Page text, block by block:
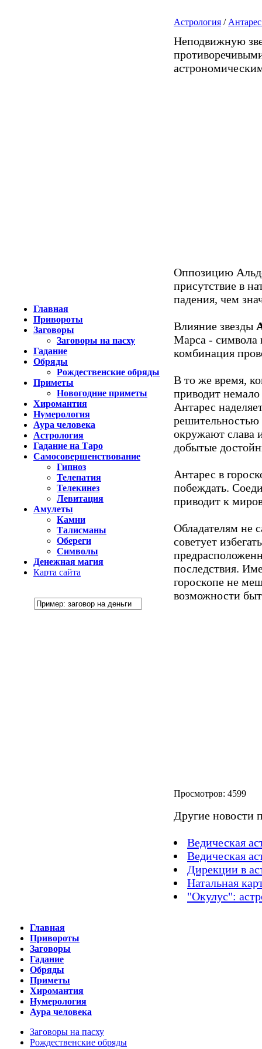
Главная
Привороты
Заговоры
Заговоры на пасху
Гадание
Обряды
Рождественские обряды
Приметы
Новогодние приметы
Хиромантия
Нумерология
Аура человека
Астрология
Гадание на Таро
Самосовершенствование
Гипноз
Телепатия
Телекинез
Левитация
Амулеты
Камни
Талисманы
Обереги
Символы
Денежная магия
Карта сайта
Астрология /
Неподвижную
Оппозицию
присутствие в
падения, чем
Влияние звезды
Марса - символа
комбинация
В то же время,
приводит
Антарес
решительностью
окружают слава
добытые
Антарес в
побеждать.
приводит к
Обладателям не
советует
последствия.
гороскопе не
возможности
Другие новости
Ведическая
Ведическая
Дирекции в
Натальная
"Окулус":
Главная
Привороты
Заговоры
Гадание
Обряды
Приметы
Хиромантия
Нумерология
Аура человека
Заговоры на пасху
Рождественские обряды